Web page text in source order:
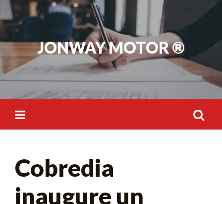
Skip
to
content
JONWAY MOTOR ®
Cobredia
inaugure un